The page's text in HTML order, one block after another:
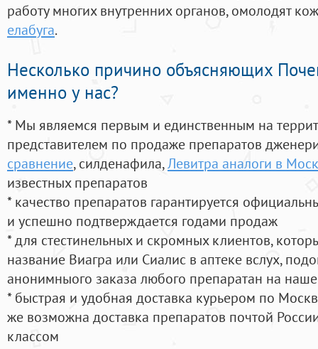
работу многих внутренних органов, омолодят
елабуга.
Несколько причино объясняющих
именно у нас?
* Мы являемся первым и единственным на
представителем по продаже препаратов
сравнение, силденафила,Левитра аналоги в
известных препаратов
* качество препаратов гарантируется
и успешно подтверждается годами продаж
* для стестинельных и скромных клиентов,
название Виагра или Сиалис в аптеке вслух,
анонимныого заказа любого препаратан на
* быстрая и удобная доставка курьером по
же возможна доставка препаратов почтой
классом